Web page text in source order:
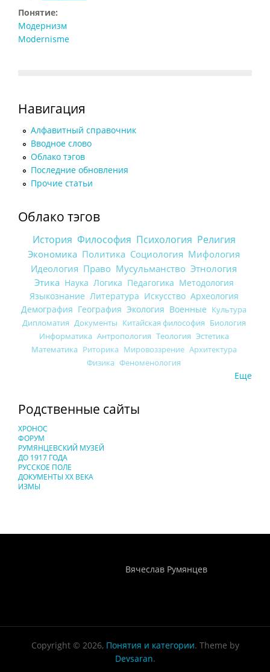
Понятие:
Модернизм
Modernisme
Навигация
Алфавитный справочник
Вводное слово
Облако тэгов
Последние обновления
Прочие статьи
Облако тэгов
История Философия Психология Религия
Экономика Политика Социология Мифология
Идеология Право Мусульманство Этнология
Этика Наука Логика Педагогика Методология
Языкознание Литература Искусство Археология
Демография География Экология Военные Культура
Дипломатия Документы Китайская философия Биология
Информатика Антропология Теология Эстетика
Математика Риторика Мировоззрение Архитектура
Физика Феноменология
Еще
Родственные сайты
ХРОНОС
ФОРУМ
РУМЯНЦЕВСКИЙ МУЗЕЙ
ДО 1917 ГОДА
РУССКОЕ ПОЛЕ
ДОКУМЕНТЫ XX ВЕКА
ИЗМЫ
Вячеслав Румянцев
Copyright © 2026, Понятия и категории. Theme by
Devsaran.